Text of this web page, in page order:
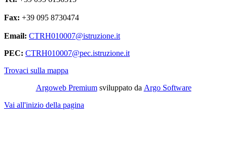
Fax: +39 095 8730474
Email: CTRH010007@istruzione.it
PEC: CTRH010007@pec.istruzione.it
Trovaci sulla mappa
Argoweb Premiumsviluppato da Argo Software
Vai all'inizio della pagina